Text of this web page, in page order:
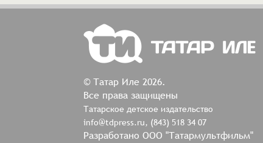
© Татар Иле 2026.
Все права защищены
Татарское детское издательство
info@tdpress.ru, (843) 518 34 07
Разработано ООО "Татармультфильм"